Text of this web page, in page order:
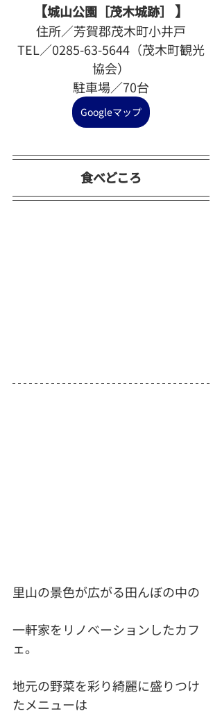
【城山公園［茂木城跡］ 】
住所／芳賀郡茂木町小井戸
TEL／0285-63-5644（茂木町観光
協会）
駐車場／70台
Googleマップ
食べどころ
里山の景色が広がる田んぼの中の
一軒家をリノベーションしたカフ
ェ。
地元の野菜を彩り綺麗に盛りつけ
たメニューは